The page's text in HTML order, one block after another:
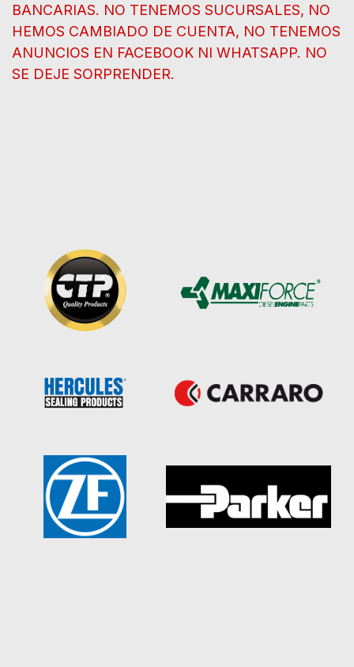
BANCARIAS. NO TENEMOS SUCURSALES, NO
HEMOS CAMBIADO DE CUENTA, NO TENEMOS
ANUNCIOS EN FACEBOOK NI WHATSAPP. NO
SE DEJE SORPRENDER.